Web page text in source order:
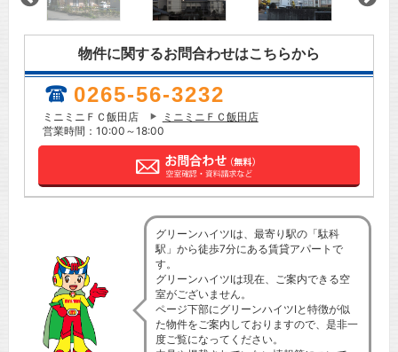
物件に関するお問合わせはこちらから
0265-56-3232
ミニミニＦＣ飯田店
ミニミニＦＣ飯田店
営業時間：10:00～18:00
グリーンハイツIは、最寄り駅の「駄科
駅」から徒歩7分にある賃貸アパートで
す。
グリーンハイツIは現在、ご案内できる空
室がございません。
ページ下部にグリーンハイツIと特徴が似
た物件をご案内しておりますので、是非一
度ご覧になってください。